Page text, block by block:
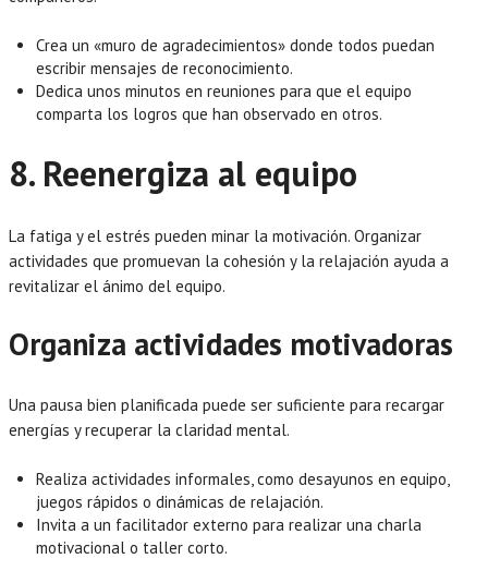
Crea un «muro de agradecimientos» donde todos puedan
escribir mensajes de reconocimiento.
Dedica unos minutos en reuniones para que el equipo
comparta los logros que han observado en otros.
8. Reenergiza al equipo
La fatiga y el estrés pueden minar la motivación. Organizar
actividades que promuevan la cohesión y la relajación ayuda a
revitalizar el ánimo del equipo.
Organiza actividades motivadoras
Una pausa bien planificada puede ser suficiente para recargar
energías y recuperar la claridad mental.
Realiza actividades informales, como desayunos en equipo,
juegos rápidos o dinámicas de relajación.
Invita a un facilitador externo para realizar una charla
motivacional o taller corto.